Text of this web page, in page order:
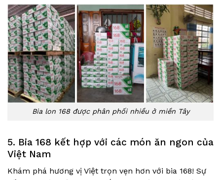
Bia lon 168 được phân phối nhiều ở miền Tây
5. Bia 168 kết hợp với các món ăn ngon của
Việt Nam
Khám phá hương vị Việt trọn vẹn hơn với bia 168! Sự